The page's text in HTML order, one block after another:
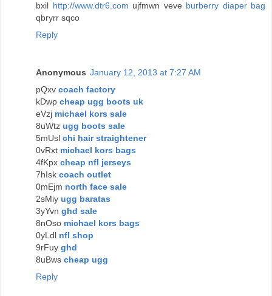
bxil http://www.dtr6.com ujfmwn veve burberry diaper bag
qbryrr sqco
Reply
Anonymous January 12, 2013 at 7:27 AM
pQxv coach factory
kDwp cheap ugg boots uk
eVzj michael kors sale
8uWtz ugg boots sale
5mUsl chi hair straightener
0vRxt michael kors bags
4fKpx cheap nfl jerseys
7hIsk coach outlet
0mEjm north face sale
2sMiy ugg baratas
3yYvn ghd sale
8nOso michael kors bags
0yLdl nfl shop
9rFuy ghd
8uBws cheap ugg
Reply